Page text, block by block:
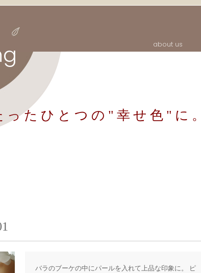
about us
ったひとつの "幸せ色"に。
バラのブーケの中にパールを入れて上品な印象に。 ピ